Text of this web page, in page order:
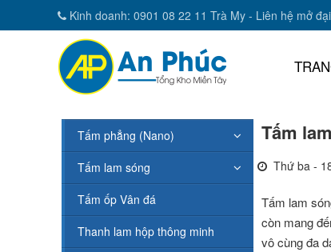
Kinh doanh: 0901 08 22 11 Trà My - Liên hệ mở
Tấm
Thứ ba -
Tấm lam
còn mang
vô cùng đa
Tấm phẳng (Nano)
Tấm lam sóng
Tấm ốp Vân đá
Thanh lam hộp thông minh